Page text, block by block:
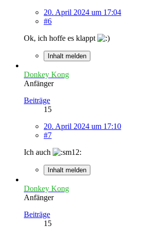
20. April 2024 um 17:04
#6
Ok, ich hoffe es klappt
Inhalt melden
Donkey Kong
Anfänger
Beiträge
15
20. April 2024 um 17:10
#7
Ich auch
Inhalt melden
Donkey Kong
Anfänger
Beiträge
15